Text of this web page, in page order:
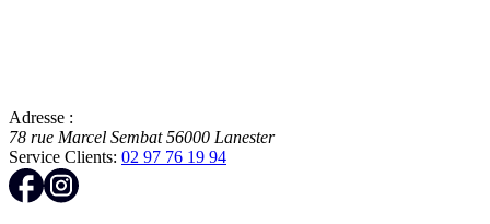
Adresse :
78 rue Marcel Sembat 56000 Lanester
Service Clients: 02 97 76 19 94